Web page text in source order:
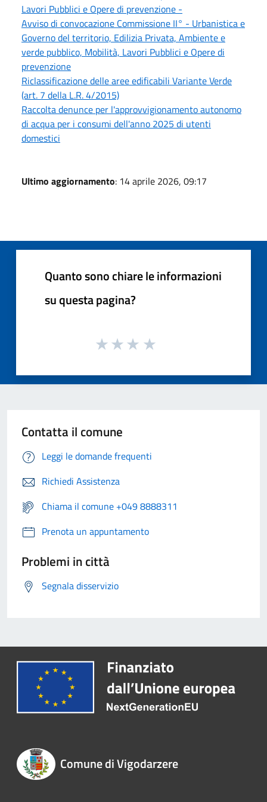
Lavori Pubblici e Opere di prevenzione -
Avviso di convocazione Commissione II° - Urbanistica e
Governo del territorio, Edilizia Privata, Ambiente e
verde pubblico, Mobilità, Lavori Pubblici e Opere di
prevenzione
Riclassificazione delle aree edificabili Variante Verde
(art. 7 della L.R. 4/2015)
Raccolta denunce per l'approvvigionamento autonomo
di acqua per i consumi dell'anno 2025 di utenti
domestici
Ultimo aggiornamento: 14 aprile 2026, 09:17
Quanto sono chiare le informazioni
su questa pagina?
Contatta il comune
Leggi le domande frequenti
Richiedi Assistenza
Chiama il comune +049 8888311
Prenota un appuntamento
Problemi in città
Segnala disservizio
Comune di Vigodarzere